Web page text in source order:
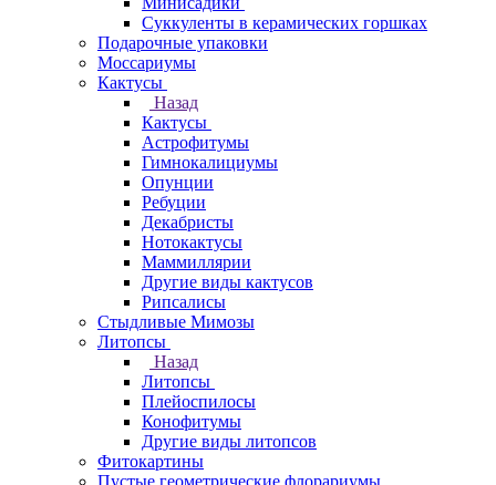
Суккуленты в керамических горшках
Подарочные упаковки
Моссариумы
Кактусы
Назад
Кактусы
Астрофитумы
Гимнокалициумы
Опунции
Ребуции
Декабристы
Нотокактусы
Маммиллярии
Другие виды кактусов
Рипсалисы
Стыдливые Мимозы
Литопсы
Назад
Литопсы
Плейоспилосы
Конофитумы
Другие виды литопсов
Фитокартины
Пустые геометрические флорариумы